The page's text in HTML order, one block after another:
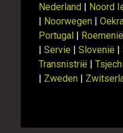
Nederland | Noord
| Noorwegen |
Portugal | Roemenië
| Servie | Slovenië |
Transnistrië |
| Zweden |